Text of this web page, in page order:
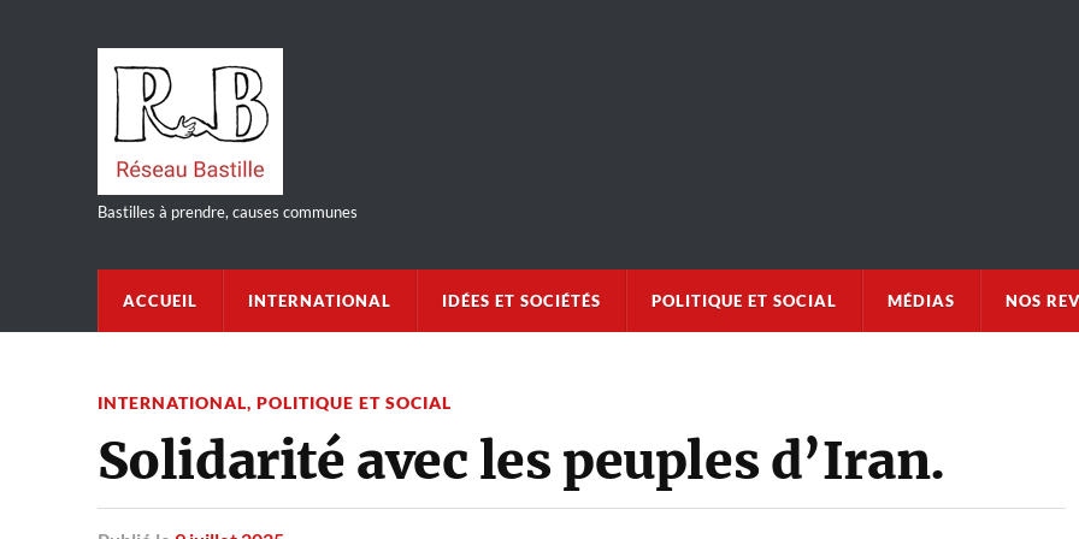
Bastilles à prendre, causes communes
ACCUEIL INTERNATIONAL IDÉES ET SOCIÉTÉS POLITIQUE ET SOCIAL MÉDIAS NOS
INTERNATIONAL, POLITIQUE ET SOCIAL
Solidarité avec les peuples d’Iran.